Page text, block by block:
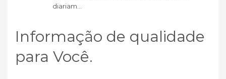
diariam...
Informação de qualidade
para Você.